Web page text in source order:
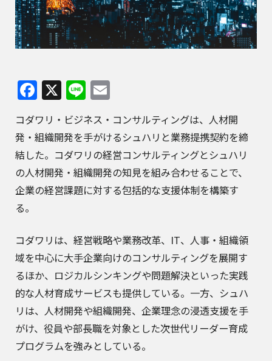
Facebook
X Line
コダワリ・ビジネス・コンサルティングは、人材開
発・組織開発を手がけるシュハリと業務提携契約を締
結した。コダワリの経営コンサルティングとシュハリ
の人材開発・組織開発の知見を組み合わせることで、
企業の経営課題に対する包括的な支援体制を構築す
る。
コダワリは、経営戦略や業務改革、IT、人事・組織領
域を中心に大手企業向けのコンサルティングを展開す
るほか、ロジカルシンキングや問題解決といった実践
的な人材育成サービスも提供している。一方、シュハ
リは、人材開発や組織開発、企業理念の浸透支援を手
がけ、役員や部長職を対象とした次世代リーダー育成
プログラムを強みとしている。